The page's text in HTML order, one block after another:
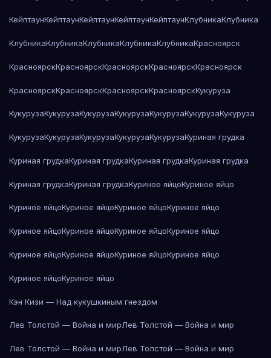
КейптаунКейптаунКейптаунКейптаунКейптаунКлубникаКлубника
КлубникаКлубникаКлубникаКлубникаКлубникаКрасноярск
КрасноярскКрасноярскКрасноярскКрасноярскКрасноярск
КрасноярскКрасноярскКрасноярскКрасноярскКукуруза
КукурузаКукурузаКукурузаКукурузаКукурузаКукурузаКукуруза
КукурузаКукурузаКукурузаКукурузаКукурузаКуриная грудка
Куриная грудкаКуриная грудкаКуриная грудкаКуриная грудка
Куриная грудкаКуриная грудкаКуриное яйцоКуриное яйцо
Куриное яйцоКуриное яйцоКуриное яйцоКуриное яйцо
Куриное яйцоКуриное яйцоКуриное яйцоКуриное яйцо
Куриное яйцоКуриное яйцоКуриное яйцоКуриное яйцо
Куриное яйцоКуриное яйцо
Кэн Кизи — Над кукушкиным гнездом
Лев Толстой — Война и мирЛев Толстой — Война и мир
Лев Толстой — Война и мирЛев Толстой — Война и мир